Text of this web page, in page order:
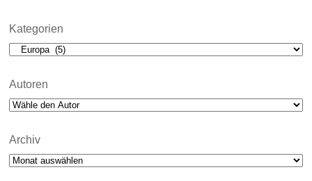
Kategorien
Kategorien
Autoren
Archiv
Archiv